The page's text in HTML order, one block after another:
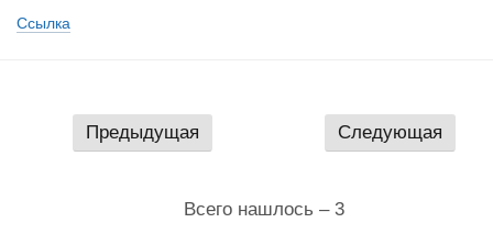
Ссылка
Предыдущая Следующая
Всего нашлось – 3